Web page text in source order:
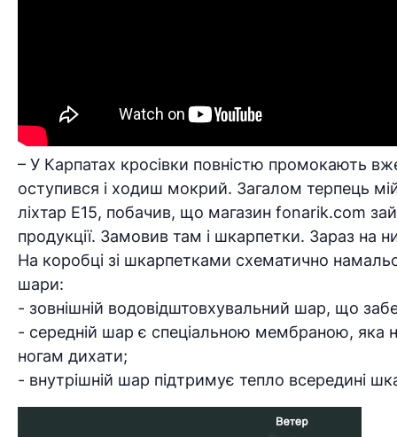
– У Карпатах кросівки повністю промокають
оступився і ходиш мокрий. Загалом терпець
ліхтар Е15, побачив, що магазин fonarik.com
продукції. Замовив там і шкарпетки. Зараз на
На коробці зі шкарпетками схематично
шари:
- зовнішній водовідштовхувальний шар, що
- середній шар є спеціальною мембраною, яка
ногам дихати;
- внутрішній шар підтримує тепло всередині